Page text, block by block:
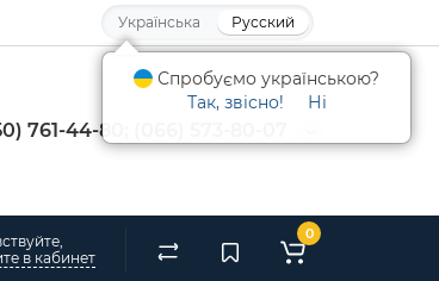
Українська Русский
761-44-80; (066) 573-80-07
в кабинет
0
Спробуємо українською?
Так, звісно!
Ні